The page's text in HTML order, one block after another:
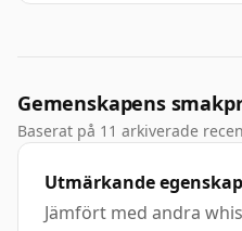
Gemenskapens
Baserat på 11 arkiverade
Utmärkande
Jämfört med andra